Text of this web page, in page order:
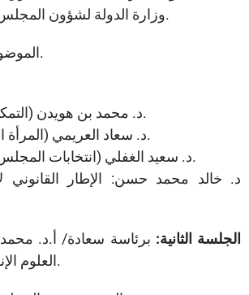
وزارة الدولة لشؤون المجلس الوطني الاتحادي).
الموضوع: فلسفة التمكين.
د. محمد بن هويدن (التمكين في فكر خليفة).
د. سعاد العريمي (المرأة الإماراتية والتمكين).
د. سعيد الغفلي (انتخابات المجلس الوطني الاتحادي).
د. خالد محمد حسن: الإطار القانوني
الجلسة الثانية: برئاسة سعادة/ أ.د. محمد
العلوم الإنسانية والاجتماعية).